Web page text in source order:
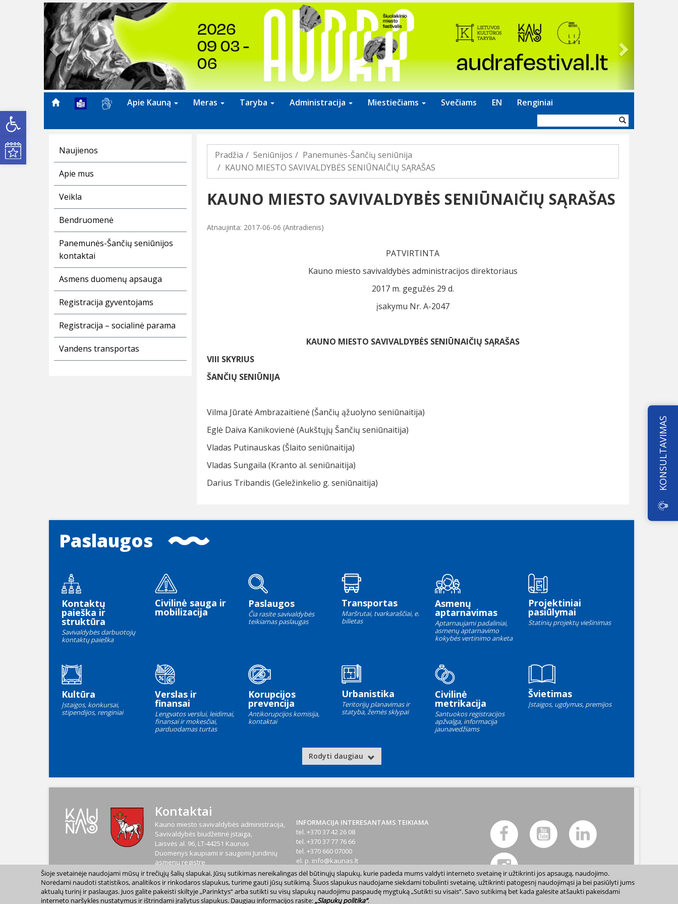
Open toolbar
Kultūros renginiai
Previous
Apie Kauną Meras Taryba Administracija Miestiečiams Svečiams EN Renginiai
forma
Naujienos
Apie mus
Veikla
Bendruomenė
Panemunės-Šančių seniūnijos
kontaktai
Asmens duomenų apsauga
Registracija gyventojams
Registracija – socialinė parama
Vandens transportas
Pradžia Seniūnijos
Panemunės-Šančių seniūnija
KAUNO MIESTO SAVIVALDYBĖS SENIŪNAIČIŲ SĄRAŠAS
KAUNO MIESTO SAVIVALDYBĖS SENIŪNAIČIŲ SĄRAŠAS
Atnaujinta: 2017-06-06 (Antradienis)
PATVIRTINTA
Kauno miesto savivaldybės administracijos direktoriaus
2017 m. gegužės 29 d.
įsakymu Nr. A-2047
KAUNO MIESTO SAVIVALDYBĖS SENIŪNAIČIŲ SĄRAŠAS
VIII SKYRIUS
ŠANČIŲ SENIŪNIJA
Vilma Jūratė Ambrazaitienė (Šančių ąžuolyno seniūnaitija)
Eglė Daiva Kanikovienė (Aukštųjų Šančių seniūnaitija)
Vladas Putinauskas (Šlaito seniūnaitija)
Vladas Sungaila (Kranto al. seniūnaitija)
Darius Tribandis (Geležinkelio g. seniūnaitija)
Paslaugos
Kontaktų
paieška ir
struktūra
Savivaldybės darbuotojų
kontaktų paieška
Civilinė sauga ir
mobilizacija
Paslaugos
Čia rasite savivaldybės
teikiamas paslaugas
Transportas
Maršrutai, tvarkaraščiai, e.
bilietas
Asmenų
aptarnavimas
Aptarnaujami padaliniai,
asmenų aptarnavimo
kokybės vertinimo anketa
Projektiniai
pasiūlymai
Statinių projektų viešinimas
Kultūra
Įstaigos, konkursai,
stipendijos, renginiai
Verslas ir
finansai
Lengvatos verslui, leidimai,
finansai ir mokesčiai,
parduodamas turtas
Korupcijos
prevencija
Antikorupcijos komisija,
kontaktai
Urbanistika
Teritorijų planavimas ir
statyba, žemės sklypai
Civilinė
metrikacija
Santuokos registracijos
apžvalga, informacija
jaunavedžiams
Švietimas
Įstaigos, ugdymas, premijos
Rodyti daugiau
Kontaktai
Kauno miesto savivaldybės administracija,
Savivaldybės biudžetinė įstaiga,
Laisvės al. 96, LT-44251 Kaunas
Duomenys kaupiami ir saugomi Juridinių
asmenų registre
Kodas188764867
PVM mokėtojo kodasLT 887648610
INFORMACIJA INTERESANTAMS TEIKIAMA
tel. +370 37 42 26 08
tel. +370 37 77 76 66
tel. +370 660 07000
el. p. info@kaunas.lt
2023 m. Kauno miesto savivaldybė. Kopijuoti ir platinti www.kaunas.lt skelbiamą informaciją be autorių sutikimo draudžiama. |
Šioje svetainėje naudojami mūsų ir trečiųjų šalių slapukai. Jūsų sutikimas nereikalingas dėl būtinųjų slapukų, kurie padeda mums valdyti interneto svetainę ir užtikrinti jos apsaugą, naudojimo.
Norėdami naudoti statistikos, analitikos ir rinkodaros slapukus, turime gauti jūsų sutikimą. Šiuos slapukus naudojame siekdami tobulinti svetainę, užtikrinti patogesnį naudojimąsi ja bei pasiūlyti jums
aktualų turinį ir paslaugas. Juos galite pakeisti skiltyje „Parinktys“ arba sutikti su visų slapukų naudojimu paspaudę mygtuką „Sutikti su visais“. Savo sutikimą bet kada galėsite atšaukti pakeisdami
interneto naršyklės nustatymus ir ištrindami įrašytus slapukus. Daugiau informacijos rasite:„Slapukų politika“.
KONSULTAVIMAS